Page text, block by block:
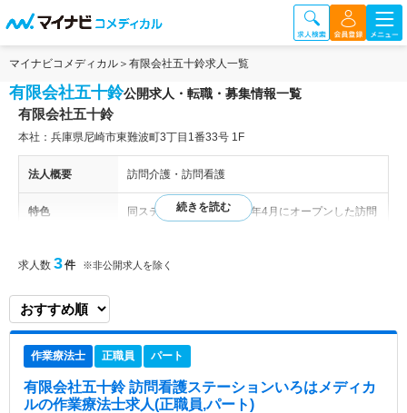
マイナビコメディカル 有限会社五十鈴求人一覧
有限会社五十鈴公開求人・転職・募集情報一覧
有限会社五十鈴
本社：兵庫県尼崎市東難波町3丁目1番33号 1F
法人概要 訪問介護・訪問看護
特色
同ステーションは、2021年4月にオープンした訪問
す。そしてリハビリの声も多くあることから、202
ある方も安心してチャレンジしていただける職場環
ベートの時間も大切にしていただけます。
求人数 3件 ※非公開求人を除く
作業療法士 正職員 パート
有限会社五十鈴 訪問看護ステーションいろはメディカ
ルの作業療法士求人(正職員,パート)